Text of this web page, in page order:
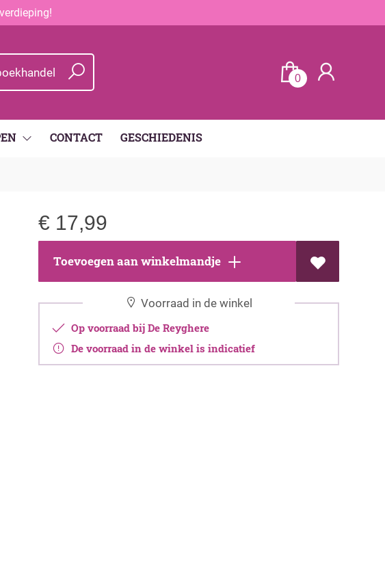
0
CONTACT GESCHIEDENIS
€ 17,99
Toevoegen aan winkelmandje
Voorraad in de winkel
Op voorraad bij De Reyghere
De voorraad in de winkel is indicatief